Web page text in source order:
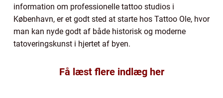
information om professionelle tattoo studios i
København, er et godt sted at starte hos Tattoo Ole, hvor
man kan nyde godt af både historisk og moderne
tatoveringskunst i hjertet af byen.
Få læst flere indlæg her